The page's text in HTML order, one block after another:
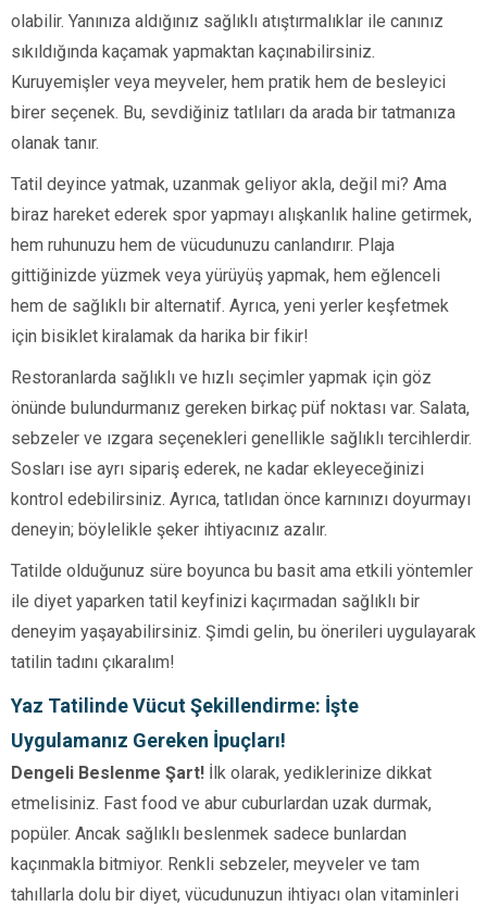
olabilir. Yanınıza aldığınız sağlıklı atıştırmalıklar ile canınız
sıkıldığında kaçamak yapmaktan kaçınabilirsiniz.
Kuruyemişler veya meyveler, hem pratik hem de besleyici
birer seçenek. Bu, sevdiğiniz tatlıları da arada bir tatmanıza
olanak tanır.
Tatil deyince yatmak, uzanmak geliyor akla, değil mi? Ama
biraz hareket ederek spor yapmayı alışkanlık haline getirmek,
hem ruhunuzu hem de vücudunuzu canlandırır. Plaja
gittiğinizde yüzmek veya yürüyüş yapmak, hem eğlenceli
hem de sağlıklı bir alternatif. Ayrıca, yeni yerler keşfetmek
için bisiklet kiralamak da harika bir fikir!
Restoranlarda sağlıklı ve hızlı seçimler yapmak için göz
önünde bulundurmanız gereken birkaç püf noktası var. Salata,
sebzeler ve ızgara seçenekleri genellikle sağlıklı tercihlerdir.
Sosları ise ayrı sipariş ederek, ne kadar ekleyeceğinizi
kontrol edebilirsiniz. Ayrıca, tatlıdan önce karnınızı doyurmayı
deneyin; böylelikle şeker ihtiyacınız azalır.
Tatilde olduğunuz süre boyunca bu basit ama etkili yöntemler
ile diyet yaparken tatil keyfinizi kaçırmadan sağlıklı bir
deneyim yaşayabilirsiniz. Şimdi gelin, bu önerileri uygulayarak
tatilin tadını çıkaralım!
Yaz Tatilinde Vücut Şekillendirme: İşte
Uygulamanız Gereken İpuçları!
Dengeli Beslenme Şart! İlk olarak, yediklerinize dikkat
etmelisiniz. Fast food ve abur cuburlardan uzak durmak,
popüler. Ancak sağlıklı beslenmek sadece bunlardan
kaçınmakla bitmiyor. Renkli sebzeler, meyveler ve tam
tahıllarla dolu bir diyet, vücudunuzun ihtiyacı olan vitaminleri